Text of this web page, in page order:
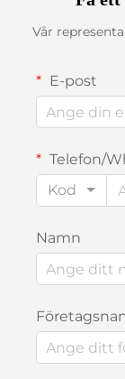
Vår
E-post
Telefon/
Kod
Namn